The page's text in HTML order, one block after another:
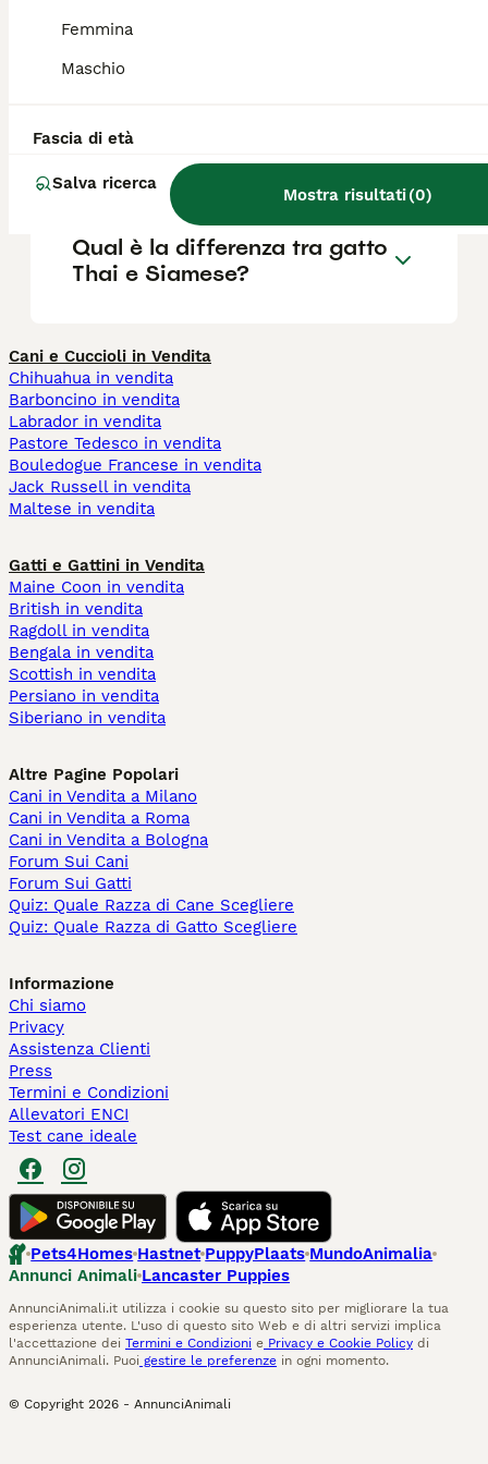
Femmina
Maschio
Fascia di età
Salva ricerca
Mostra risultati(0)
Qual è il carattere del Gatto
Qual è la vita media di un
Gatto Thai?
Qual è la differenza tra gatto
Thai e Siamese?
Cani e Cuccioli in Vendita
Chihuahua in vendita
Barboncino in vendita
Labrador in vendita
Pastore Tedesco in vendita
Bouledogue Francese in vendita
Jack Russell in vendita
Maltese in vendita
Gatti e Gattini in Vendita
Maine Coon in vendita
British in vendita
Ragdoll in vendita
Bengala in vendita
Scottish in vendita
Persiano in vendita
Siberiano in vendita
Altre Pagine Popolari
Cani in Vendita a Milano
Cani in Vendita a Roma
Cani in Vendita a Bologna
Forum Sui Cani
Forum Sui Gatti
Quiz: Quale Razza di Cane Scegliere
Quiz: Quale Razza di Gatto Scegliere
Informazione
Chi siamo
Privacy
Assistenza Clienti
Press
Termini e Condizioni
Allevatori ENCI
Test cane ideale
Pets4Homes Hastnet PuppyPlaats MundoAnimalia
Annunci Animali Lancaster Puppies
AnnunciAnimali.it utilizza i cookie su questo sito per migliorare la tua
esperienza utente. L'uso di questo sito Web e di altri servizi implica
l'accettazione dei Termini e Condizioni e Privacy e Cookie Policy di
AnnunciAnimali. Puoi gestire le preferenze in ogni momento.
© Copyright 2026 - AnnunciAnimali